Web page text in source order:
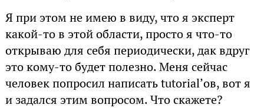
Я при этом не имею в виду, что я эксперт
какой-то в этой области, просто я что-то
открываю для себя периодически, дак вдруг
это кому-то будет полезно. Меня сейчас
человек попросил написать tutorial’ов, вот я
и задался этим вопросом. Что скажете?